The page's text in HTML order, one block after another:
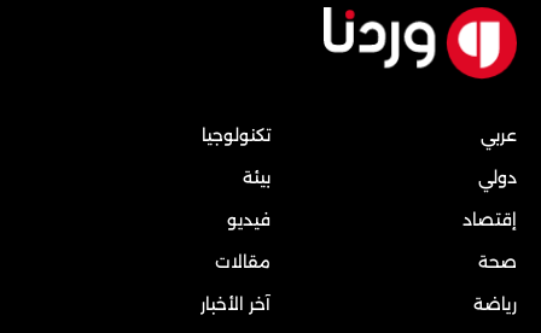
عربي
دولي
إقتصاد
صحة
رياضة
تكنولوجيا
بيئة
فيديو
مقالات
آخر الأخبار